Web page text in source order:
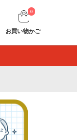
0
お買い物かご